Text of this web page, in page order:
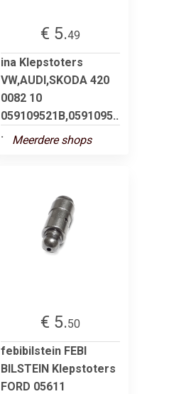
€ 5.49
ina Klepstoters
VW,AUDI,SKODA 420
0082 10
059109521B,0591095..
.
Meerdere shops
€ 5.50
febibilstein FEBI
BILSTEIN Klepstoters
FORD 05611